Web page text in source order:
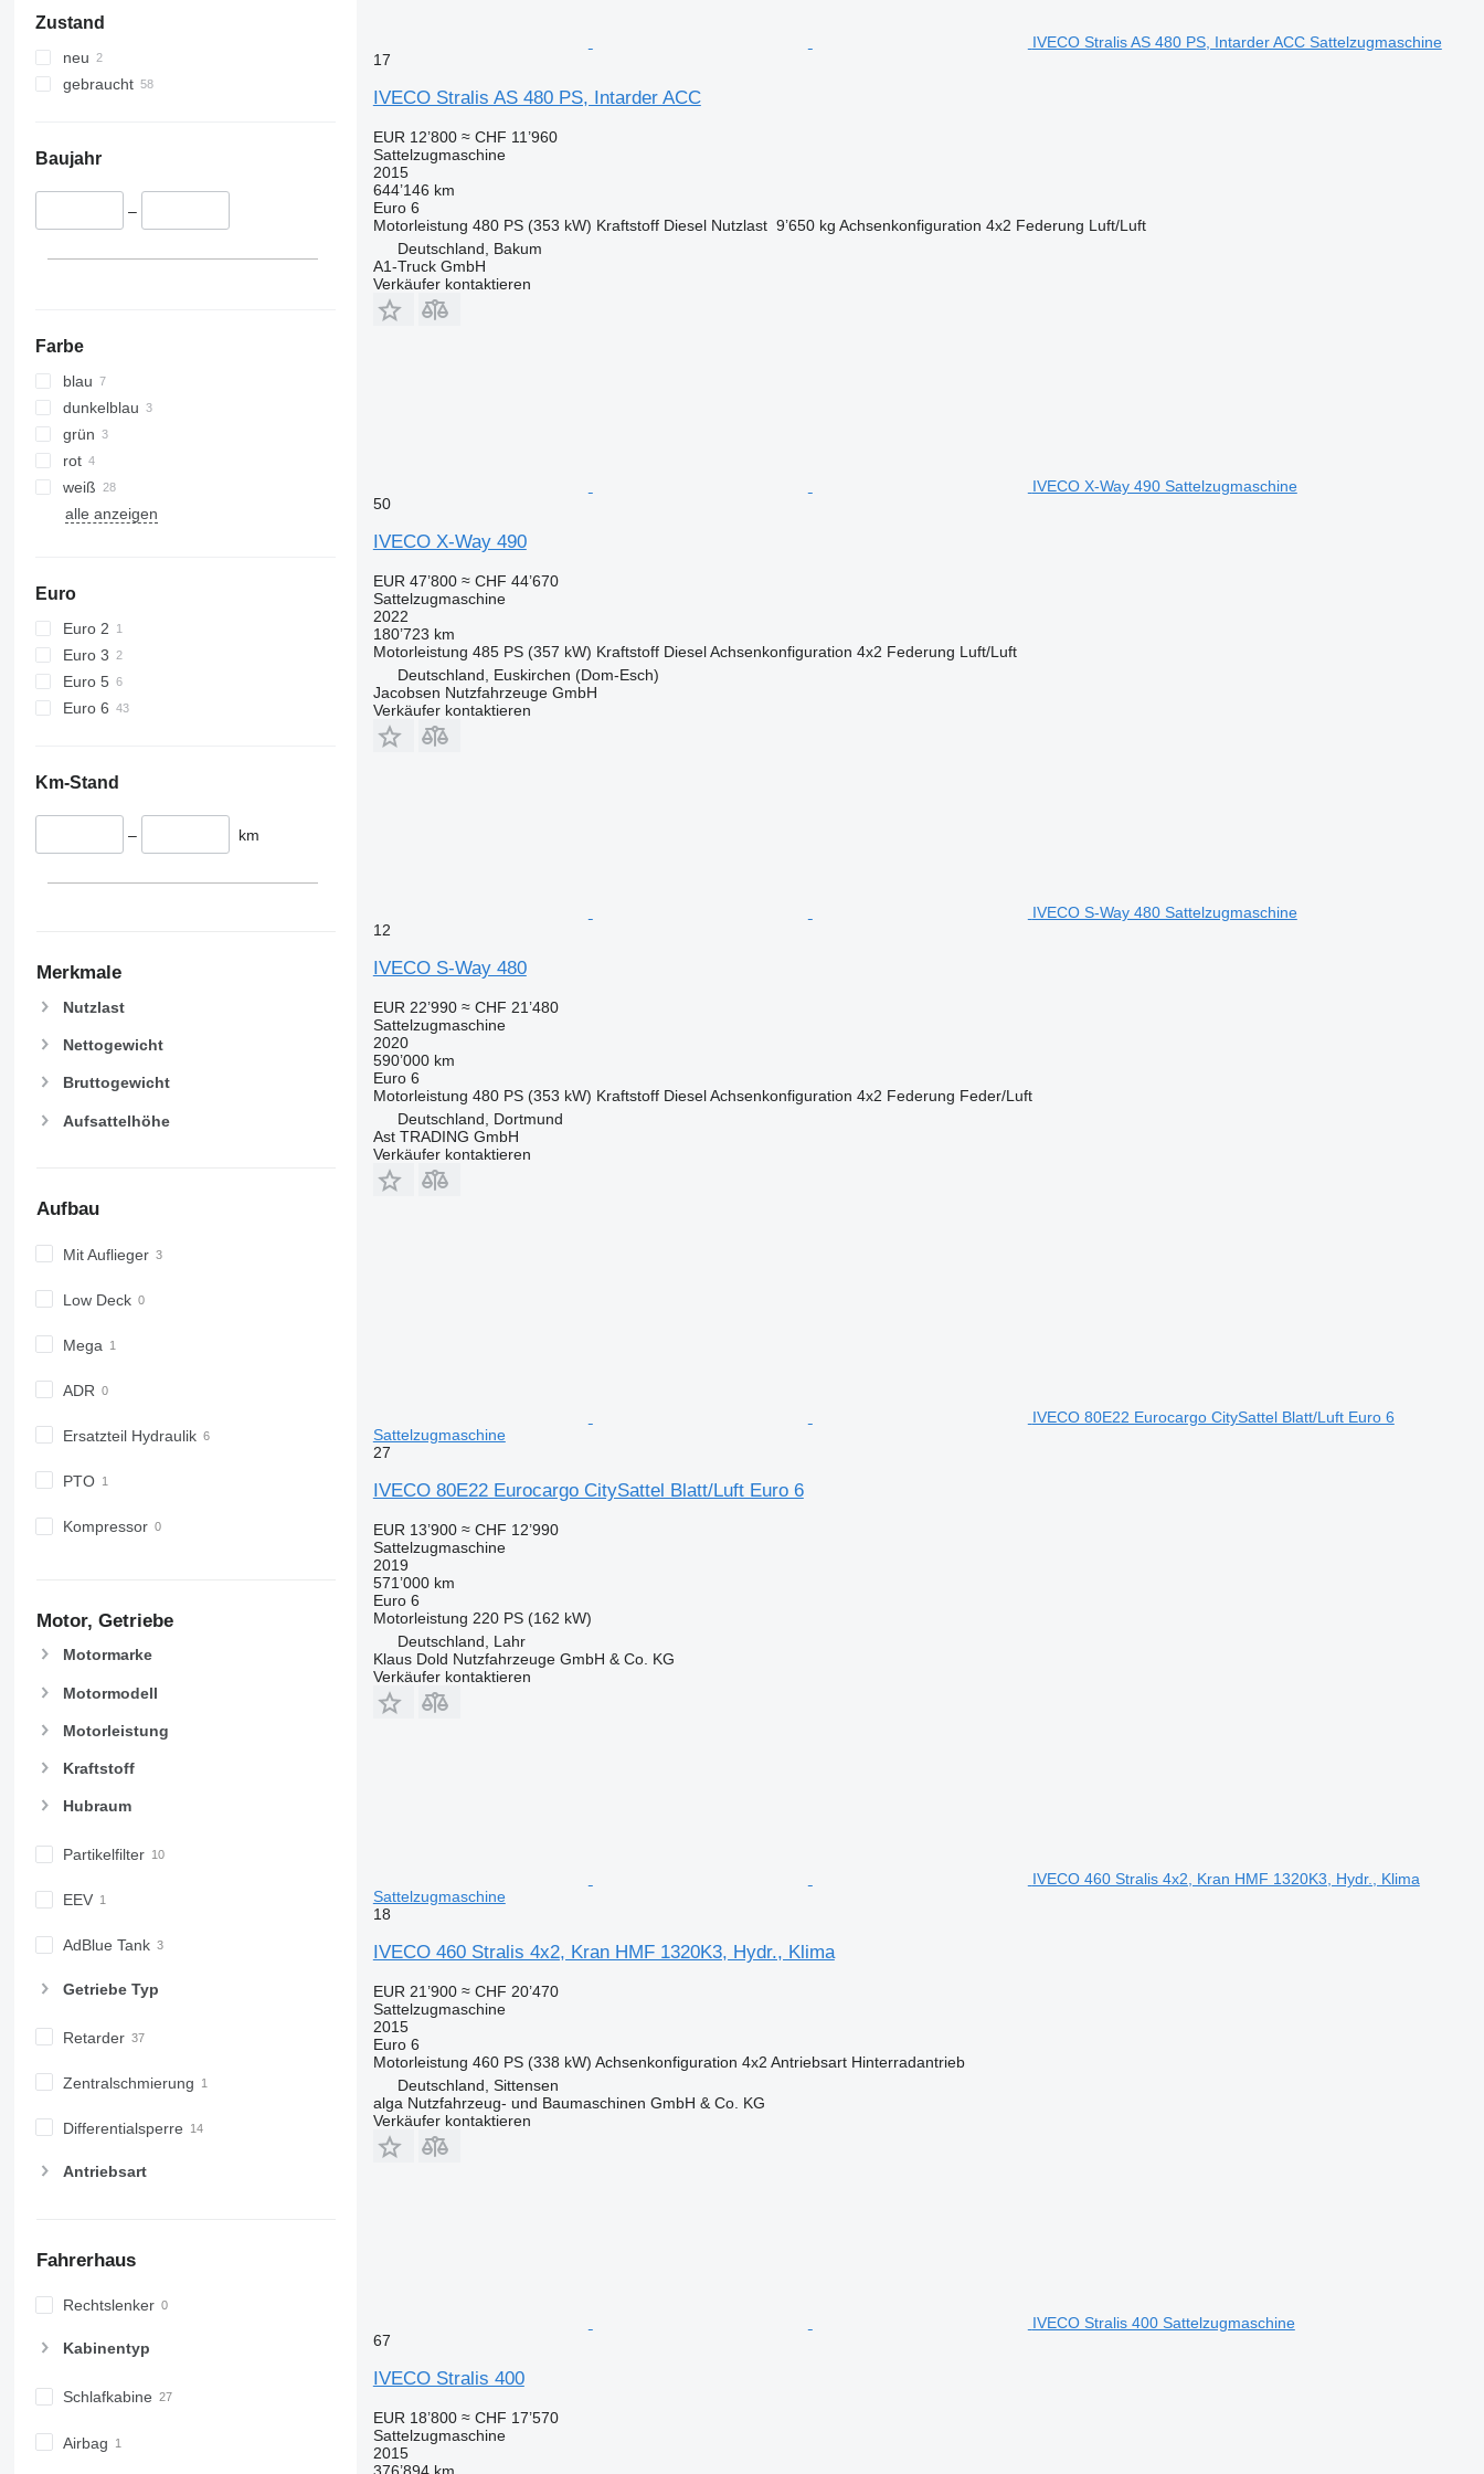
Zustand
neu
gebraucht
Baujahr
–
Farbe
blau
dunkelblau
grün
rot
weiß
alle anzeigen
Euro
Euro 2
Euro 3
Euro 5
Euro 6
Km-Stand
– km
Merkmale
Nutzlast
Nettogewicht
Bruttogewicht
Aufsattelhöhe
Aufbau
Mit Auflieger
Low Deck
Mega
ADR
Ersatzteil Hydraulik
PTO
Kompressor
Motor, Getriebe
Motormarke
Motormodell
Motorleistung
Kraftstoff
Hubraum
Partikelfilter
EEV
AdBlue Tank
Getriebe Typ
Retarder
Zentralschmierung
Differentialsperre
Antriebsart
Fahrerhaus
Rechtslenker
Kabinentyp
Schlafkabine
Airbag
IVECO Stralis AS 480 PS, Intarder ACC Sattelzugmaschine
17
IVECO Stralis AS 480 PS, Intarder ACC
EUR 12’800 ≈ CHF 11’960
Sattelzugmaschine
2015
644’146 km
Euro 6
Motorleistung 480 PS (353 kW) Kraftstoff Diesel Nutzlast 9’650 kg Achsenkonfiguration 4x2 Federung Luft/Luft
Deutschland, Bakum
A1-Truck GmbH
Verkäufer kontaktieren
IVECO X-Way 490 Sattelzugmaschine
50
IVECO X-Way 490
EUR 47’800 ≈ CHF 44’670
Sattelzugmaschine
2022
180’723 km
Motorleistung 485 PS (357 kW) Kraftstoff Diesel Achsenkonfiguration 4x2 Federung Luft/Luft
Deutschland, Euskirchen (Dom-Esch)
Jacobsen Nutzfahrzeuge GmbH
Verkäufer kontaktieren
IVECO S-Way 480 Sattelzugmaschine
12
IVECO S-Way 480
EUR 22’990 ≈ CHF 21’480
Sattelzugmaschine
2020
590’000 km
Euro 6
Motorleistung 480 PS (353 kW) Kraftstoff Diesel Achsenkonfiguration 4x2 Federung Feder/Luft
Deutschland, Dortmund
Ast TRADING GmbH
Verkäufer kontaktieren
IVECO 80E22 Eurocargo CitySattel Blatt/Luft Euro 6
Sattelzugmaschine
27
IVECO 80E22 Eurocargo CitySattel Blatt/Luft Euro 6
EUR 13’900 ≈ CHF 12’990
Sattelzugmaschine
2019
571’000 km
Euro 6
Motorleistung 220 PS (162 kW)
Deutschland, Lahr
Klaus Dold Nutzfahrzeuge GmbH & Co. KG
Verkäufer kontaktieren
IVECO 460 Stralis 4x2, Kran HMF 1320K3, Hydr., Klima
Sattelzugmaschine
18
IVECO 460 Stralis 4x2, Kran HMF 1320K3, Hydr., Klima
EUR 21’900 ≈ CHF 20’470
Sattelzugmaschine
2015
Euro 6
Motorleistung 460 PS (338 kW) Achsenkonfiguration 4x2 Antriebsart Hinterradantrieb
Deutschland, Sittensen
alga Nutzfahrzeug- und Baumaschinen GmbH & Co. KG
Verkäufer kontaktieren
IVECO Stralis 400 Sattelzugmaschine
67
IVECO Stralis 400
EUR 18’800 ≈ CHF 17’570
Sattelzugmaschine
2015
376’894 km